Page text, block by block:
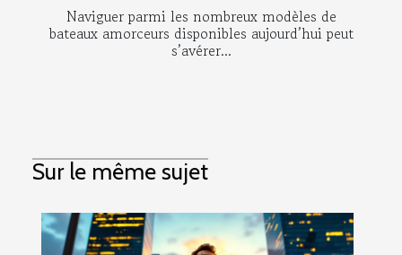
Naviguer parmi les nombreux modèles de
bateaux amorceurs disponibles aujourd’hui peut
s’avérer...
Sur le même sujet